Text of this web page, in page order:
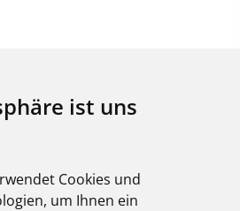
ist uns
Cookies und
um Ihnen ein